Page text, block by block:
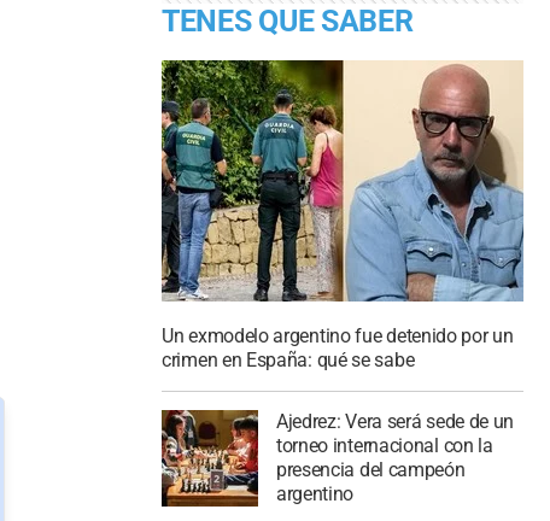
TENES QUE SABER
Un exmodelo argentino fue detenido por un
crimen en España: qué se sabe
Ajedrez: Vera será sede de un
torneo internacional con la
presencia del campeón
argentino